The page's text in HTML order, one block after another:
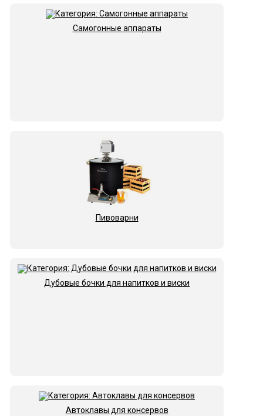
Самогонные аппараты
Пивоварни
Дубовые бочки для напитков и виски
Автоклавы для консервов